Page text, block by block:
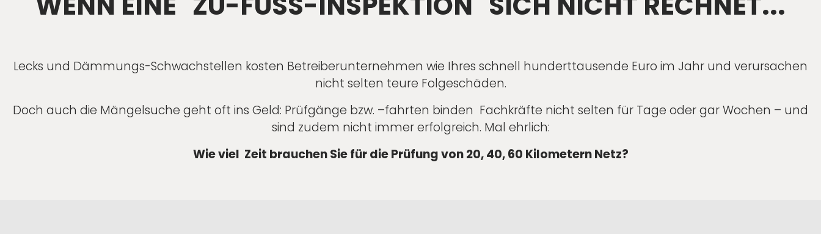
Lecks und Dämmungs-Schwachstellen kosten Betreiberunternehmen wie Ihres schnell hunderttausende Euro im Jahr und verursachen
nicht selten teure Folgeschäden.
Doch auch die Mängelsuche geht oft ins Geld: Prüfgänge bzw. –fahrten binden Fachkräfte nicht selten für Tage oder gar Wochen – und
sind zudem nicht immer erfolgreich. Mal ehrlich:
Wie viel Zeit brauchen Sie für die Prüfung von 20, 40, 60 Kilometern Netz?